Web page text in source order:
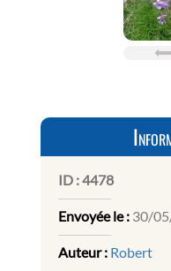
ID :4478
Envoyée le : 30/
Auteur : Robert